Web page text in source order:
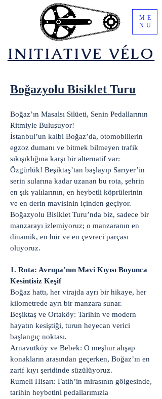
​INITIATIVE VÉLO
ME
NU
Boğazyolu Bisiklet Turu
Boğaz’ın Masalsı Silüeti, Senin Pedallarının
Ritmiyle Buluşuyor!
İstanbul’un kalbi Boğaz’da, otomobillerin
egzoz dumanı ve bitmek bilmeyen trafik
sıkışıklığına karşı bir alternatif var:
Özgürlük! Beşiktaş’tan başlayıp Sarıyer’in
serin sularına kadar uzanan bu rota, şehrin
en şık yalılarının, en heybetli köprülerinin
ve en derin mavisinin içinden geçiyor.
Boğazyolu Bisiklet Turu’nda biz, sadece bir
manzarayı izlemiyoruz; o manzaranın en
dinamik, en hür ve en çevreci parçası
oluyoruz.
1. Rota: Avrupa’nın Mavi Kıyısı Boyunca
Kesintisiz Keşif
Boğaz hattı, her virajda ayrı bir hikaye, her
kilometrede ayrı bir manzara sunar.
Beşiktaş ve Ortaköy: Tarihin ve modern
hayatın kesiştiği, turun heyecan verici
başlangıç noktası.
Arnavutköy ve Bebek: O meşhur ahşap
konakların arasından geçerken, Boğaz’ın en
zarif kıyı şeridinde süzülüyoruz.
Rumeli Hisarı: Fatih’in mirasının gölgesinde,
tarihin heybetini pedallarımızla